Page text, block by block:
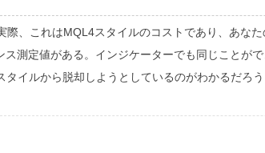
、これはMQL4スタイルのコストであり、あなた
測定値がある。インジケーターでも同じことがで
イルから脱却しようとしているのがわかるだろ